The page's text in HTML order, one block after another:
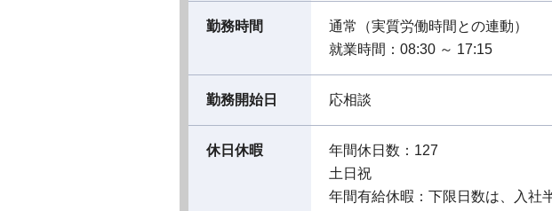
勤務時間
通常（実質労働時間との連動）
就業時間：08:30 ～ 17:15
勤務開始日 応相談
休日休暇
年間休日数：127
土日祝
年間有給休暇：下限日数は、入